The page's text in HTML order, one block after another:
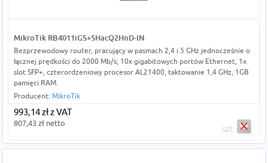
MikroTik RB4011iGS+5HacQ2HnD-IN
Bezprzewodowy router, pracujący w pasmach 2,4 i 5 GHz jednocześnie o
łącznej prędkości do 2000 Mb/s; 10x gigabitowych portów Ethernet, 1x
slot SFP+, czterordzeniowy procesor AL21400, taktowanie 1,4 GHz, 1GB
pamięci RAM.
Producent: MikroTik
993,14 zł z VAT
807,43 zł netto
szt